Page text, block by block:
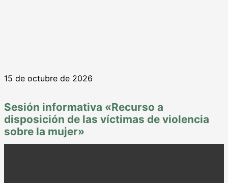
15 de octubre de 2026
Sesión informativa «Recurso a
disposición de las víctimas de violencia
sobre la mujer»